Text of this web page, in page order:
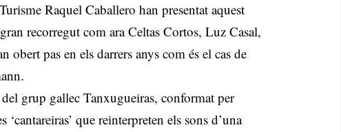
Raquel Caballero han presentat aquest
recorregut com ara Celtas Cortos, Luz Casal,
obert pas en els darrers anys com és el cas de
grup gallec Tanxugueiras, conformat per
que reinterpreten els sons d’una